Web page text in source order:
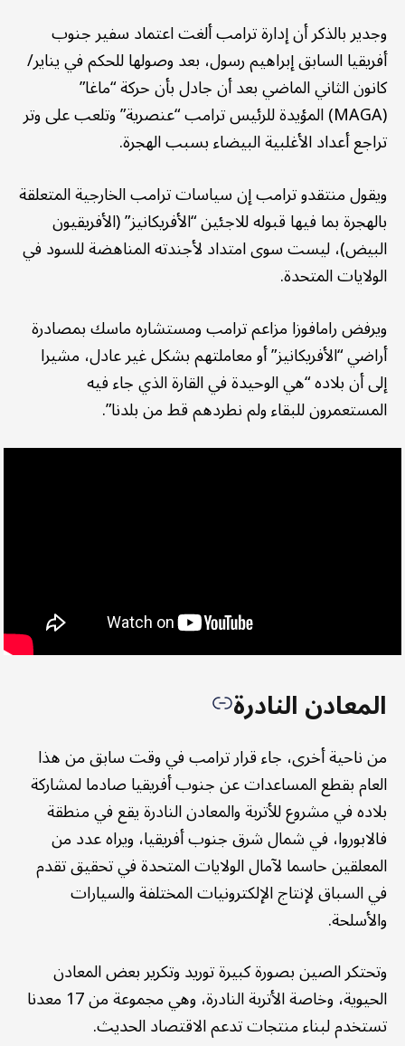
وجدير بالذكر أن إدارة ترامب ألغت اعتماد سفير جنوب
أفريقيا السابق إبراهيم رسول، بعد وصولها للحكم في يناير/
كانون الثاني الماضي بعد أن جادل بأن حركة “ماغا”
(MAGA) المؤيدة للرئيس ترامب “عنصرية” وتلعب على وتر
تراجع أعداد الأغلبية البيضاء بسبب الهجرة.
ويقول منتقدو ترامب إن سياسات ترامب الخارجية المتعلقة
بالهجرة بما فيها قبوله للاجئين “الأفريكانيز” (الأفريقيون
البيض)، ليست سوى امتداد لأجندته المناهضة للسود في
الولايات المتحدة.
ويرفض رامافوزا مزاعم ترامب ومستشاره ماسك بمصادرة
أراضي “الأفريكانيز” أو معاملتهم بشكل غير عادل، مشيرا
إلى أن بلاده “هي الوحيدة في القارة الذي جاء فيه
المستعمرون للبقاء ولم نطردهم قط من بلدنا”.
المعادن النادرة
من ناحية أخرى، جاء قرار ترامب في وقت سابق من هذا
العام بقطع المساعدات عن جنوب أفريقيا صادما لمشاركة
بلاده في مشروع للأتربة والمعادن النادرة يقع في منطقة
فالابوروا، في شمال شرق جنوب أفريقيا، ويراه عدد من
المعلقين حاسما لآمال الولايات المتحدة في تحقيق تقدم
في السباق لإنتاج الإلكترونيات المختلفة والسيارات
والأسلحة.
وتحتكر الصين بصورة كبيرة توريد وتكرير بعض المعادن
الحيوية، وخاصة الأتربة النادرة، وهي مجموعة من 17 معدنا
تستخدم لبناء منتجات تدعم الاقتصاد الحديث.